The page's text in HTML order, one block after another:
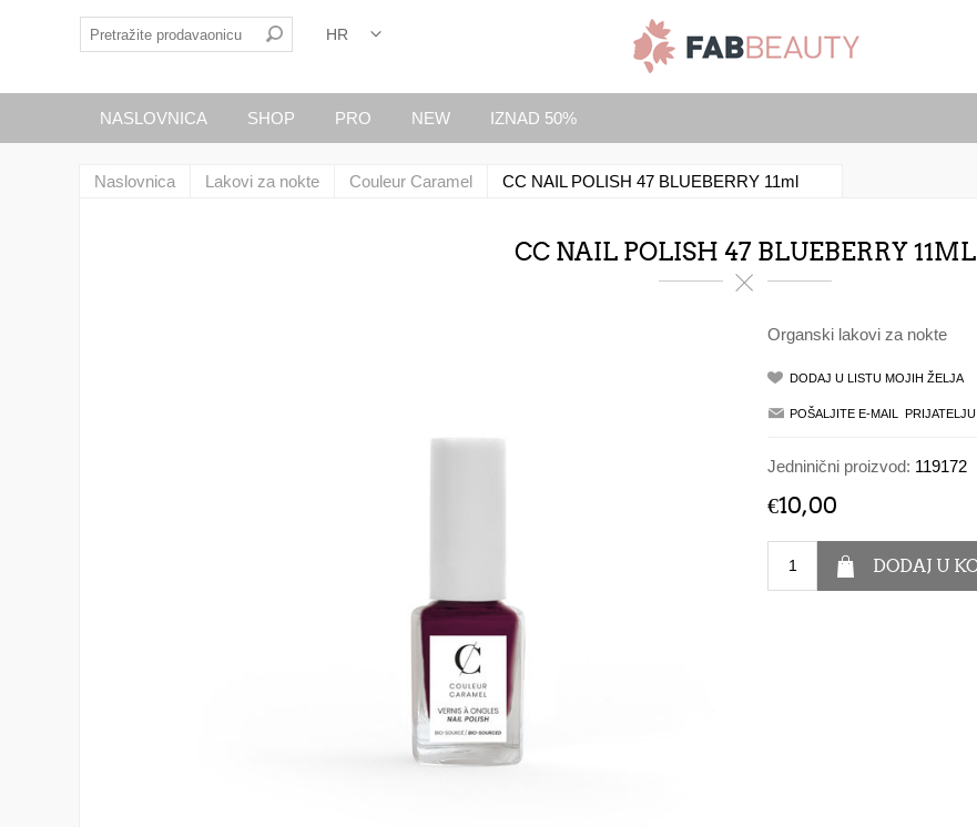
NASLOVNICA SHOP PRO NEW IZNAD 50%
Naslovnica Lakovi za nokte Couleur Caramel CC NAIL POLISH 47 BLUEBERRY 11ml
CC NAIL POLISH 47 BLUEBERRY 11ML
Organski lakovi za nokte
Jedninični proizvod: 119172
€10,00